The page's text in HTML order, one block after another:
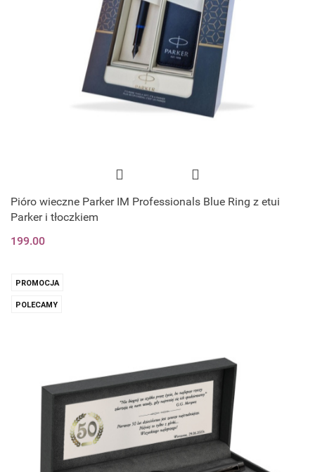
Pióro wieczne Parker IM Professionals Blue Ring z etui
Parker i tłoczkiem
199.00
PROMOCJA
POLECAMY